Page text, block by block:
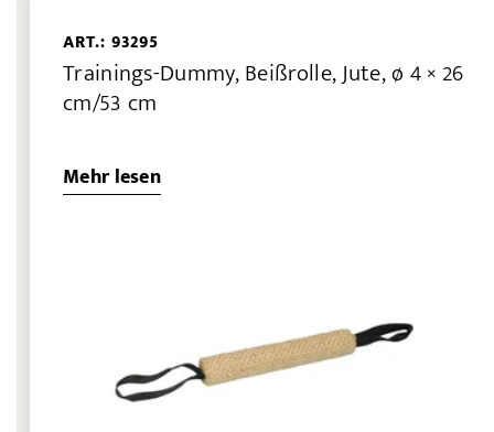
ART.: 93295
Trainings-Dummy, Beißrolle, Jute, ø 4 × 26
cm/53 cm
Mehr lesen